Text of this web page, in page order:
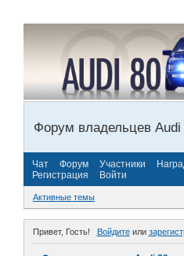
Форум владельцев Audi
Чат Форум Участники
Регистрация
Войти
Активные темы
Привет, Гость! Войдитеили